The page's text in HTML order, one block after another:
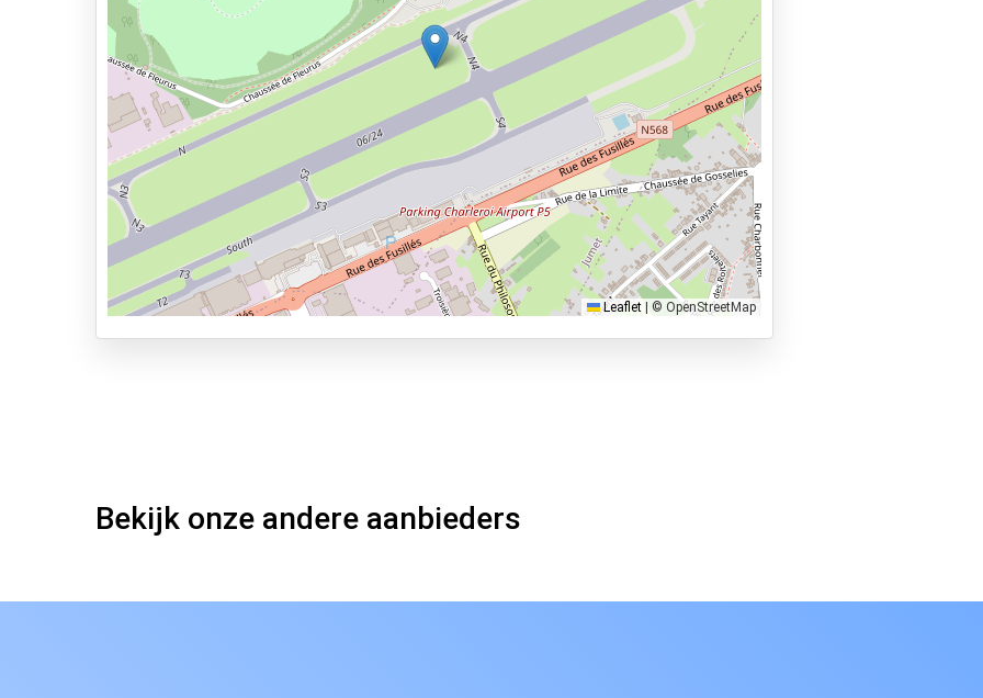
Services
Geopend van 00:00 - 00:00
Vooraf reserveren
0.1km naar vertrekhal
Parkeervormen
Shuttle Parking
Valet Parking
Park & Walk
Bekijk op kaart
Leaflet © OpenStreetMap
Bekijk onze andere aanbieders